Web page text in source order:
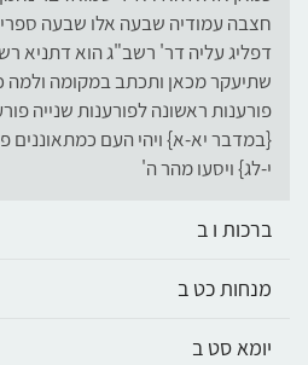
חצבה עמודיה שבעה אלו שבעה
דפליג עליה דר' רשב"ג הוא דתניא
שתיעקר מכאן ותכתב במקומה ולמה
פורענות ראשונה לפורענות שנייה
{במדבר יא-א} ויהי העם כמתאוננים
י-לג} ויסעו מהר ה'
ברכות ו ב
מנחות כט ב
יומא סט ב